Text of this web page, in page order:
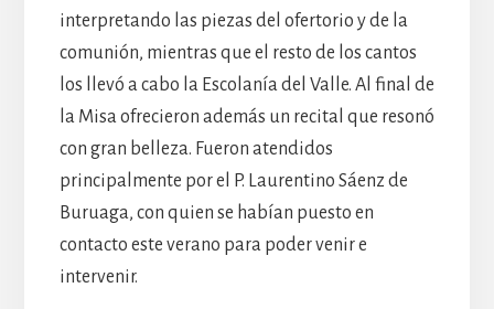
interpretando las piezas del ofertorio y de la
comunión, mientras que el resto de los cantos
los llevó a cabo la Escolanía del Valle. Al final de
la Misa ofrecieron además un recital que resonó
con gran belleza. Fueron atendidos
principalmente por el P. Laurentino Sáenz de
Buruaga, con quien se habían puesto en
contacto este verano para poder venir e
intervenir.